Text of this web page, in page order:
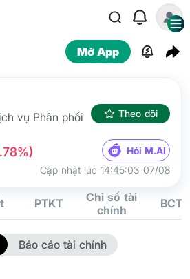
Mở App
vụ Phân phối
Theo dõi
Hỏi M.AI
Cập nhật lúc 14:45:03 07/08
PTKT
Chỉ số tài
chính
BCTC
Báo cáo tài chính